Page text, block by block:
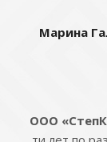
Марина
ООО